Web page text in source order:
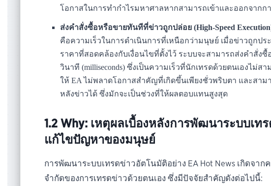
โอกาสในการทำกำไรมหาศาลหากสามารถเข้าและออกจากก
ส่งคำสั่งซื้อหรือขายทันทีที่ข่าวถูกปล่อย (High-Speed
คือความเร็วในการดำเนินการที่เหนือกว่ามนุษย์ เมื่อข่าวถูกป
ราคาที่สอดคล้องกับเงื่อนไขที่ตั้งไว้ ระบบจะสามารถส่งคำสั่งซื้
วินาที (milliseconds) ซึ่งเป็นความเร็วที่นักเทรดด้วยตนเองไม่ส
ให้ EA ไม่พลาดโอกาสสำคัญที่เกิดขึ้นเพียงชั่วพริบตา และสามา
หลังข่าวได้ ซึ่งมักจะเป็นช่วงที่ให้ผลตอบแทนสูงสุด
1.2 Why: เหตุผลเบื้องหลังการพัฒนาระบบเ
แก้ไขปัญหาของมนุษย์
การพัฒนาระบบเทรดข่าวอัตโนมัติอย่าง EA Hot News เกิดจา
จำกัดของการเทรดข่าวด้วยตนเอง ซึ่งมีปัจจัยสำคัญดังต่อไปนี้: